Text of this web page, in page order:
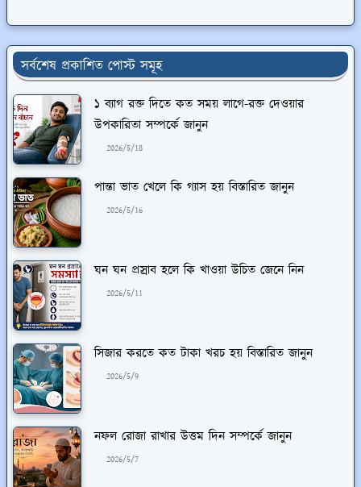
সর্বশেষ প্রকাশিত পোস্ট সমূহ
১ ব্যাগ রক্ত দিতে কত সময় লাগে-রক্ত দেওয়ার
উপকারিতা সম্পর্কে জানুন
2026/5/18
পান্তা ভাত খেলে কি গ্যাস হয় বিস্তারিত জানুন
2026/5/16
ঘন ঘন প্রস্রাব হলে কি খাওয়া উচিত জেনে নিন
2026/5/11
সিজার করতে কত টাকা খরচ হয় বিস্তারিত জানুন
2026/5/9
নফল রোজা রাখার উত্তম দিন সম্পর্কে জানুন
2026/5/7